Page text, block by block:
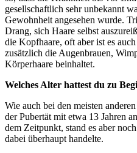
gesellschaftlich sehr unbekannt
Gewohnheit angesehen wurde.
Drang, sich Haare selbst
die Kopfhaare, oft aber ist es
zusätzlich die Augenbrauen,
Körperhaare beinhaltet.
Welches Alter hattest du zu
Wie auch bei den meisten
der Pubertät mit etwa 13 Jahren
dem Zeitpunkt, stand es aber
dabei überhaupt handelte.